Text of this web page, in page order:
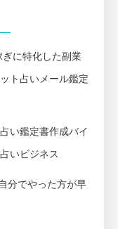
に特化した副業
ト占いメール鑑定
い鑑定書作成バイ
いビジネス
分でやった方が早